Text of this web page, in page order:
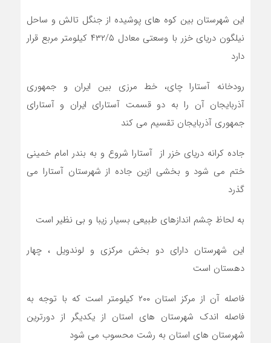
این شهرستان بین کوه های پوشیده از جنگل تالش و ساحل
نیلگون دریای خزر با وسعتی معادل ۴۳۲/۵ کیلومتر مربع قرار
دارد
رودخانه آستارا چای، خط مرزی بین ایران و جمهوری
آذربایجان آن را به دو قسمت آستارای ایران و آستارای
جمهوری آذربایجان تقسیم می کند
جاده کرانه دریای خزر از آستارا شروع و به بندر امام خمینی
ختم می شود و بخشی ازین جاده از شهرستان آستارا می
گذرد
به لحاظ چشم اندازهای طبیعی بسیار زیبا و بی نظیر است
این شهرستان دارای دو بخش مرکزی و لوندویل ، چهار
دهستان است
فاصله آن از مرکز استان ۲۰۰ کیلومتر است که با توجه به
فاصله اندک شهرستان های استان از یکدیگر از دورترین
شهرستان های استان به رشت محسوب می شود